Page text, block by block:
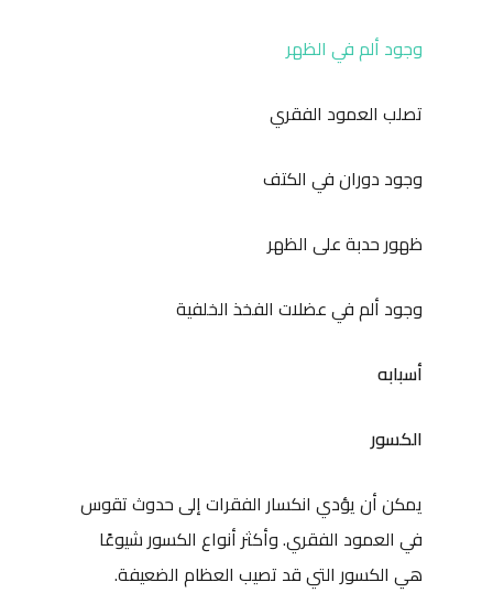
وجود ألم في الظهر
تصلب العمود الفقري
وجود دوران في الكتف
ظهور حدبة على الظهر
وجود ألم في عضلات الفخذ الخلفية
أسبابه
الكسور
يمكن أن يؤدي انكسار الفقرات إلى حدوث تقوس
في العمود الفقري. وأكثر أنواع الكسور شيوعًا
هي الكسور التي قد تصيب العظام الضعيفة.